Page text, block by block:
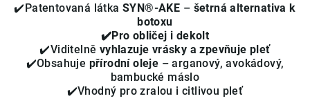
z
5
hvězdiček.
✔️Patentovaná látkaSYN®-AKE – šetrná alternativa k
botoxu
✔️Pro obličej i dekolt
✔️Viditelně vyhlazuje vrásky a zpevňuje pleť
✔️Obsahuje přírodní oleje – arganový, avokádový,
bambucké máslo
✔️Vhodný pro zralou i citlivou pleť